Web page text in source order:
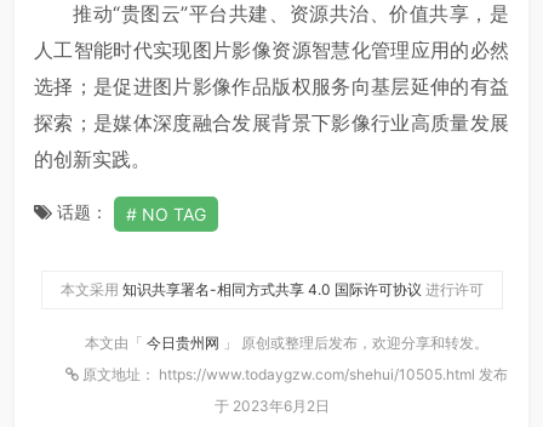
推动“贵图云”平台共建、资源共治、价值共享，是
人工智能时代实现图片影像资源智慧化管理应用的必然
选择；是促进图片影像作品版权服务向基层延伸的有益
探索；是媒体深度融合发展背景下影像行业高质量发展
的创新实践。
话题： NO TAG
本文采用 知识共享署名-相同方式共享 4.0 国际许可协议 进行许可
本文由「 今日贵州网 」 原创或整理后发布，欢迎分享和转发。
原文地址： https://www.todaygzw.com/shehui/10505.html 发布
于 2023年6月2日